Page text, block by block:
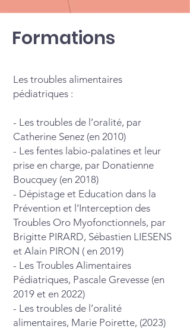
Formations
Les troubles alimentaires
pédiatriques :
- Les troubles de l’oralité, par
Catherine Senez (en 2010)
- Les fentes labio-palatines et leur
prise en charge, par Donatienne
Boucquey (en 2018)
- Dépistage et Education dans la
Prévention et l’Interception des
Troubles Oro Myofonctionnels, par
Brigitte PIRARD, Sébastien LIESENS
et Alain PIRON ( en 2019)
- Les Troubles Alimentaires
Pédiatriques, Pascale Grevesse (en
2019 et en 2022)
- Les troubles de l’oralité
alimentaires, Marie Poirette, (2023)